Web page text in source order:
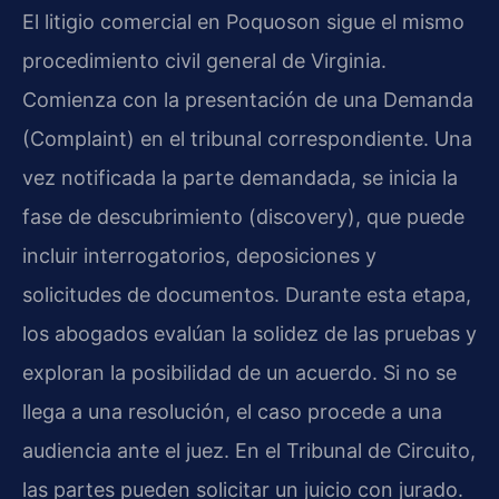
El litigio comercial en Poquoson sigue el mismo
procedimiento civil general de Virginia.
Comienza con la presentación de una Demanda
(Complaint) en el tribunal correspondiente. Una
vez notificada la parte demandada, se inicia la
fase de descubrimiento (discovery), que puede
incluir interrogatorios, deposiciones y
solicitudes de documentos. Durante esta etapa,
los abogados evalúan la solidez de las pruebas y
exploran la posibilidad de un acuerdo. Si no se
llega a una resolución, el caso procede a una
audiencia ante el juez. En el Tribunal de Circuito,
las partes pueden solicitar un juicio con jurado.